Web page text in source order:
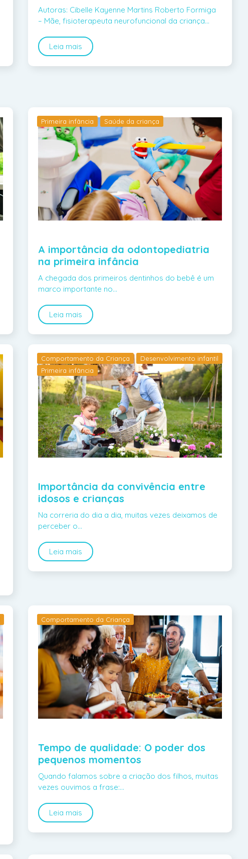
Autoras: Cibelle Kayenne Martins Roberto Formiga
– Mãe, fisioterapeuta neurofuncional da criança…
Leia mais
Primeira infância Saúde da criança
A importância da odontopediatria
na primeira infância
A chegada dos primeiros dentinhos do bebê é um
marco importante no…
Leia mais
Comportamento da Criança
Desenvolvimento infantil
Primeira infância
Importância da convivência entre
idosos e crianças
Na correria do dia a dia, muitas vezes deixamos de
perceber o…
Leia mais
Comportamento da Criança
Tempo de qualidade: O poder dos
pequenos momentos
Quando falamos sobre a criação dos filhos, muitas
vezes ouvimos a frase:…
Leia mais